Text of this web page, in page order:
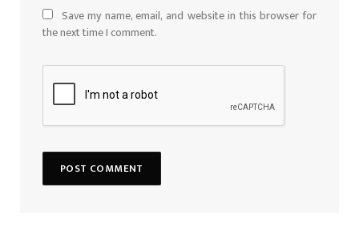
Save my name, email, and website in this browser for
the next time I comment.